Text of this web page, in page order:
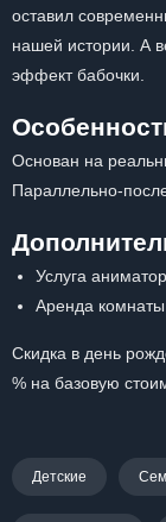
оставил
нашей истории. А
эффект бабочки.
Основан на
Параллельно-
Услуга
Аренда комнаты
Скидка в день
% на базовую
Детские